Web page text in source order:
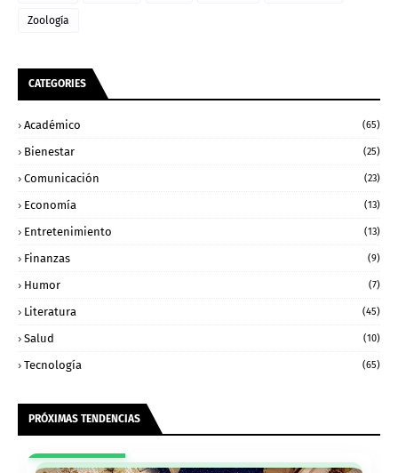
Zoología
CATEGORIES
Académico (65)
Bienestar (25)
Comunicación (23)
Economía (13)
Entretenimiento (13)
Finanzas (9)
Humor (7)
Literatura (45)
Salud (10)
Tecnología (65)
PRÓXIMAS TENDENCIAS